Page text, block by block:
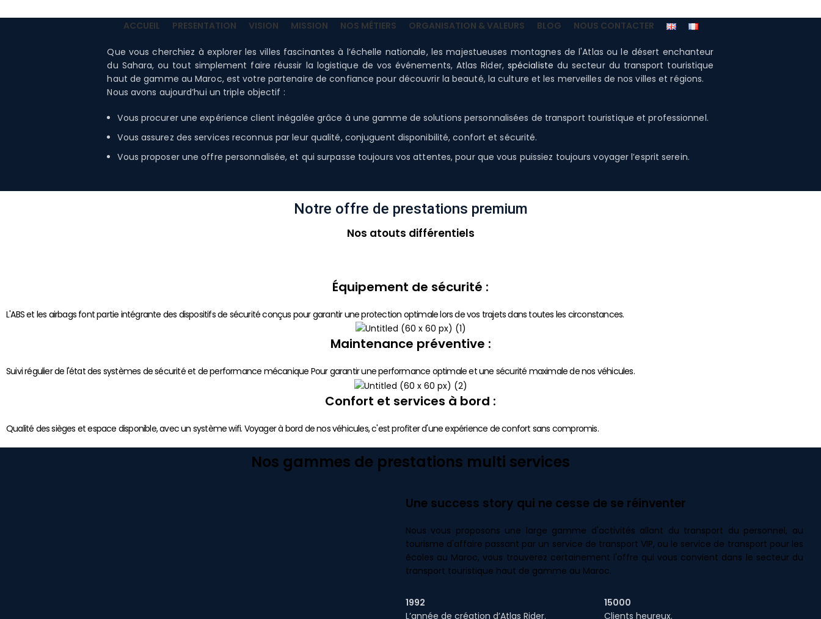
ACCUEIL PRESENTATION VISION MISSION NOS MÉTIERS ORGANISATION & VALEURS BLOG NOUS CONTACTER
PRESENTATION
Que vous cherchiez à explorer les villes fascinantes à l’échelle nationale, les majestueuses montagnes de l'Atlas ou le désert enchanteur
du Sahara, ou tout simplement faire réussir la logistique de vos événements, Atlas Rider, spécialiste du secteur du transport touristique
haut de gamme au Maroc, est votre partenaire de confiance pour découvrir la beauté, la culture et les merveilles de nos villes et régions.
Nous avons aujourd’hui un triple objectif :
Vous procurer une expérience client inégalée grâce à une gamme de solutions personnalisées de transport touristique et professionnel.
Vous assurez des services reconnus par leur qualité, conjuguent disponibilité, confort et sécurité.
Vous proposer une offre personnalisée, et qui surpasse toujours vos attentes, pour que vous puissiez toujours voyager l’esprit serein.
Notre offre de prestations premium
Nos atouts différentiels
Équipement de sécurité :
L'ABS et les airbags font partie intégrante des dispositifs de sécurité conçus pour garantir une protection optimale lors de vos trajets dans toutes les circonstances.
Maintenance préventive :
Suivi régulier de l'état des systèmes de sécurité et de performance mécanique Pour garantir une performance optimale et une sécurité maximale de nos véhicules.
Confort et services à bord :
Qualité des sièges et espace disponible, avec un système wifi. Voyager à bord de nos véhicules, c'est profiter d'une expérience de confort sans compromis.
Nos gammes de prestations multi services
Une success story qui ne cesse de se réinventer
Nous vous proposons une large gamme d'activités allant du transport du personnel, au
tourisme d'affaire passant par un service de transport VIP, ou le service de transport pour les
écoles au Maroc, vous trouverez certainement l'offre qui vous convient dans le secteur du
transport touristique haut de gamme au Maroc.
1992
L’année de création d’Atlas Rider.
15000
Clients heureux.